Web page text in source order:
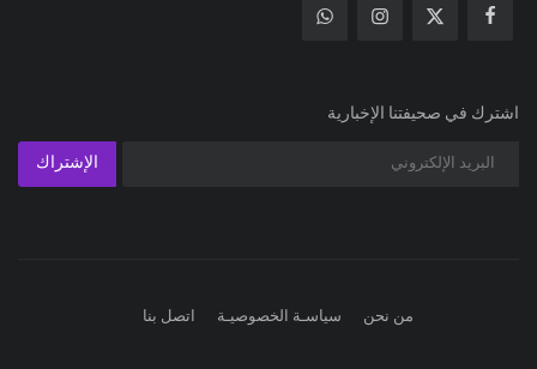
اشترك في صحيفتنا الإخبارية
الإشتراك
من نحن سياسـة الخصوصيـة اتصل بنا